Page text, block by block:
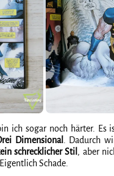
ich sogar noch härter. Es
Dimensional . Dadurch
schrecklicher Stil , aber
Schade.